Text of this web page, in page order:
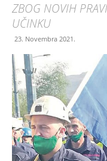
ZBOG NOVIH
UČINKU
23. Novembra 2021.